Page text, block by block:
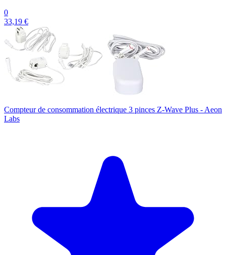
0
33,19 €
Compteur de consommation électrique 3 pinces Z-Wave Plus - Aeon
Labs